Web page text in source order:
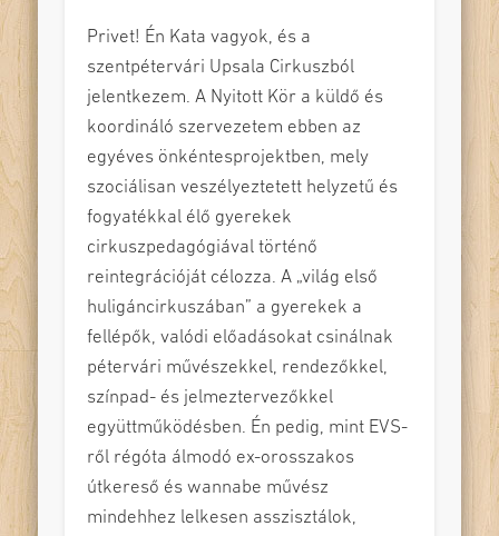
Privet! Én Kata vagyok, és a
szentpétervári Upsala Cirkuszból
jelentkezem. A Nyitott Kör a küldő és
koordináló szervezetem ebben az
egyéves önkéntesprojektben, mely
szociálisan veszélyeztetett helyzetű és
fogyatékkal élő gyerekek
cirkuszpedagógiával történő
reintegrációját célozza. A „világ első
huligáncirkuszában” a gyerekek a
fellépők, valódi előadásokat csinálnak
pétervári művészekkel, rendezőkkel,
színpad- és jelmeztervezőkkel
együttműködésben. Én pedig, mint EVS-
ről régóta álmodó ex-orosszakos
útkereső és wannabe művész
mindehhez lelkesen asszisztálok,